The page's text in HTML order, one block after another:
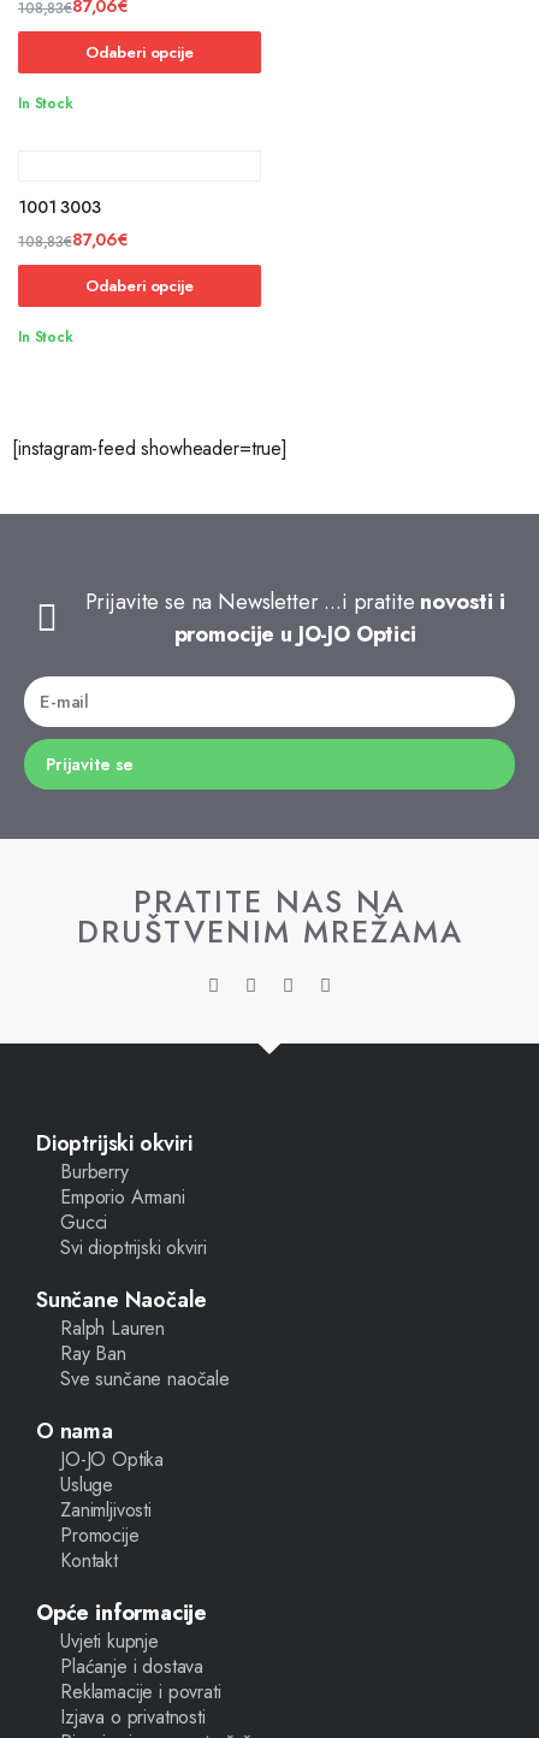
108,83€87,06€
Odaberi opcije
In Stock
1001 3003
108,83€87,06€
Odaberi opcije
In Stock
[instagram-feed showheader=true]
Prijavite se na Newsletter...i pratite novosti i
promocije u JO-JO Optici
Prijavite se
PRATITE NAS NA
DRUŠTVENIM MREŽAMA
Dioptrijski okviri
Burberry
Emporio Armani
Gucci
Svi dioptrijski okviri
Sunčane Naočale
Ralph Lauren
Ray Ban
Sve sunčane naočale
O nama
JO-JO Optika
Usluge
Zanimljivosti
Promocije
Kontakt
Opće informacije
Uvjeti kupnje
Plaćanje i dostava
Reklamacije i povrati
Izjava o privatnosti